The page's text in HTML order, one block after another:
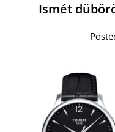
Ismét